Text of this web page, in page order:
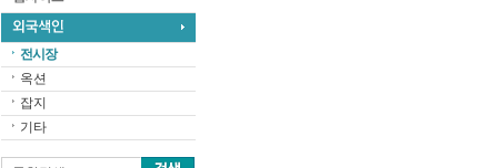
전시장
옥션
잡지
기타